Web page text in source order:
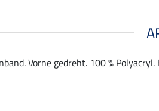
Vorne gedreht. 100 % Polyacryl.